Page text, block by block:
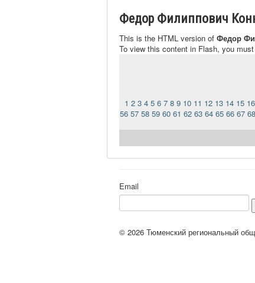
Федор Филиппович
This is the HTML version of Федор
To view this content in Flash, you
1 2 3 4 5 6 7 8 9 10 11 12 13 14 15 16
56 57 58 59 60 61 62 63 64 65 66 67 68
Email
© 2026 Тюменский региональный